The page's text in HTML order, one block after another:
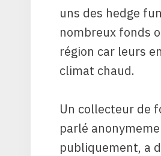
uns des hedge
nombreux fonds
région car leurs
climat chaud.
Un collecteur de
parlé
publiquement, a